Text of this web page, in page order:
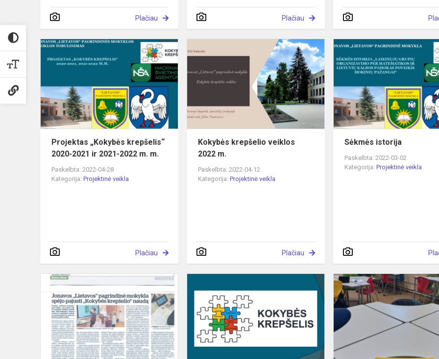
Plačiau Plačiau
Projektas
„Kokybės
krepšelis“
2020-
2021-
2022
Projektas „Kokybės krepšelis“
2020-2021 ir 2021-2022 m. m.
Paskelbta: 2022-04-28
Kategorija: Projektinė veikla
Plačiau
Kokybės
krepšelio
veiklos
m.
Kokybės krepšelio veiklos
2022 m.
Paskelbta: 2022-04-12
Kategorija:Projektinė veikla
Plačiau
Sėkmės istorija
Paskelbta: 2022-03-02
Kategorija:Projektinė veikla
spaudoje
„Kokybės
krepšelio“
Kokybės
krepšelis
2020-